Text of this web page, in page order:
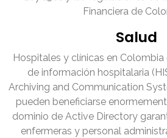
Financiera de
Salud
Hospitales y clínicas en
de información hospitalaria
Archiving and Communication
pueden beneficiarse
dominio de Active Directory
enfermeras y personal